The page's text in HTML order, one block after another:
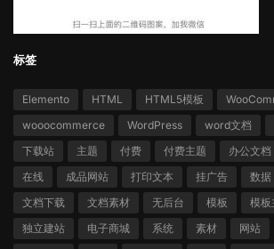
标签
Elemento HTML HTML5模板
wooocommerce
WordPress word文档
下载站
主题 付费 付费主题 办公文档
在线
成品网站 打印文本 挂广告 数据
文档下载
文档素材 无后台 模板 模板
独立建站
电子商城 系统 素材 网站